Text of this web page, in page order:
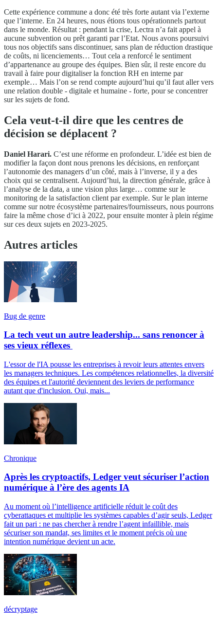
Cette expérience commune a donc été très forte autant via l’externe
que l’interne. En 24 heures, nous étions tous opérationnels partout
dans le monde. Résultat : pendant la crise, Lectra n’a fait appel à
aucune subvention ou prêt garanti par l’Etat. Nous avons poursuivi
tous nos objectifs sans discontinuer, sans plan de réduction drastique
de coûts, ni licenciements… Tout cela a renforcé le sentiment
d’appartenance au groupe des équipes. Bien sûr, il reste encore du
travail à faire pour digitaliser la fonction RH en interne par
exemple… Mais l’on se rend compte aujourd’hui qu’il faut aller vers
une relation double - digitale et humaine - forte, pour se concentrer
sur les sujets de fond.
Cela veut-t-il dire que les centres de
décision se déplacent ?
Daniel Harari. C’est une réforme en profondeur. L’idée est bien de
modifier la façon dont nous prenons les décisions, en renforçant
l’autonomie des managers d’un côté, mais à l’inverse, il y a des
choix qui se centralisent. Aujourd’hui, la direction générale, grâce à
l’analyse de la data, a une vision plus large… comme sur le
monitoring de la satisfaction client par exemple. Sur le plan interne
comme sur notre écosystème partenaires/fournisseurs, nous pourrons
faire la même chose d’ici à 2022, pour ensuite monter à plein régime
sur ces deux sujets en 2023-2025.
Autres articles
Bug de genre
La tech veut un autre leadership... sans renoncer à
ses vieux réflexes
L'essor de l'IA pousse les entreprises à revoir leurs attentes envers
les managers techniques. Les compétences relationnelles, la diversité
des équipes et l'autorité deviennent des leviers de performance
autant que d'inclusion. Oui, mais...
Chronique
Après les cryptoactifs, Ledger veut sécuriser l’action
numérique à l’ère des agents IA
Au moment où l’intelligence artificielle réduit le coût des
cyberattaques et multiplie les systèmes capables d’agir seuls, Ledger
fait un pari : ne pas chercher à rendre l’agent infaillible, mais
sécuriser son mandat, ses limites et le moment précis où une
intention numérique devient un acte.
décryptage